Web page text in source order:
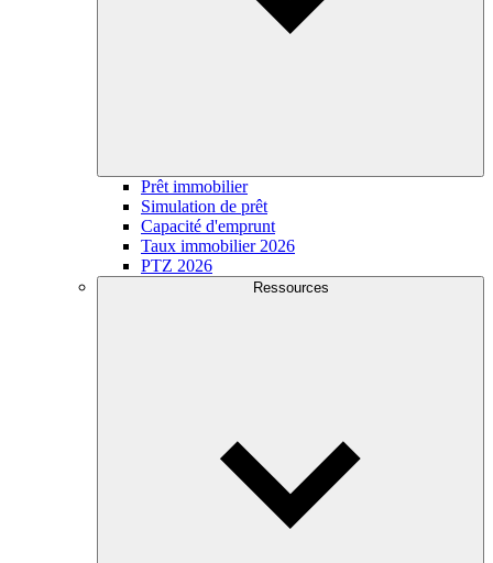
Prêt immobilier
Simulation de prêt
Capacité d'emprunt
Taux immobilier 2026
PTZ 2026
Ressources